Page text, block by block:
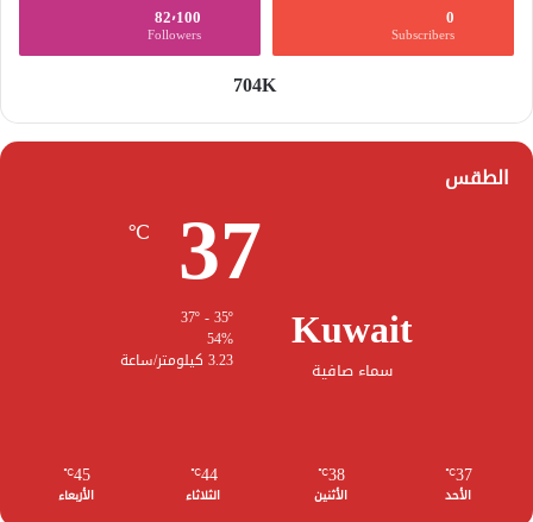
0
Subscribers
82٬100
Followers
704K
الطقس
Kuwait
سماء صافية
37
℃
54%
3.23 كيلومتر/ساعة
37
℃
الأحد
38
℃
الأثنين
44
℃
الثلاثاء
45
℃
الأربعاء